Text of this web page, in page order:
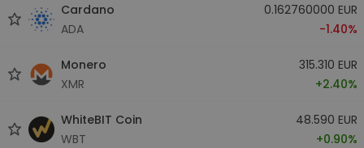
Cardano
ADA
0.162760000 EUR
-1.40%
Monero
XMR
315.310 EUR
+2.40%
WhiteBIT Coin
WBT
48.590 EUR
+0.90%